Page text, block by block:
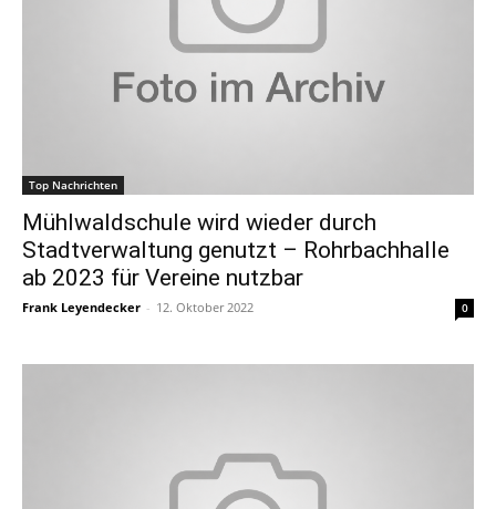
Top Nachrichten
Mühlwaldschule wird wieder durch
Stadtverwaltung genutzt – Rohrbachhalle
ab 2023 für Vereine nutzbar
Frank Leyendecker - 12. Oktober 2022 0